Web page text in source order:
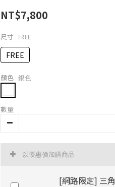
NT$7,800
尺寸 : FREE
FREE
顏色 : 銀色
數量
以優惠價加購商品
[網路限定] 三